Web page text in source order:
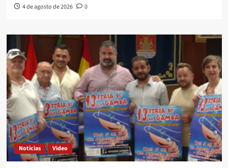
4 de agosto de 2026 0
Noticias Video